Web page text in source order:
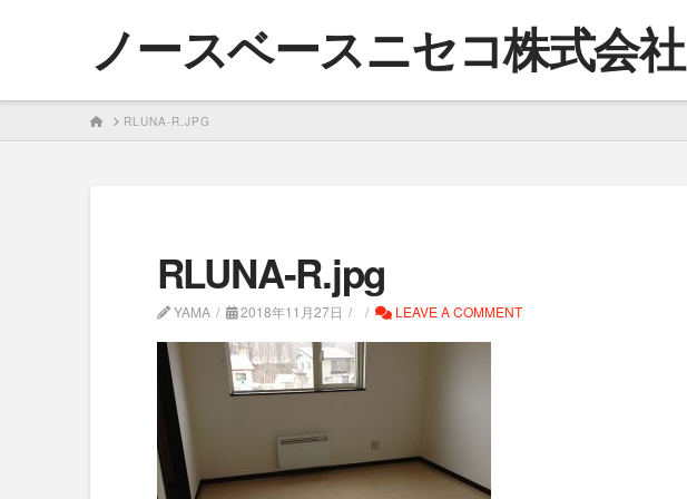
ノースベースニセコ株式会社
HOMERLUNA-R.JPG
RLUNA-R.jpg
YAMA 2018年11月27日 LEAVE A COMMENT